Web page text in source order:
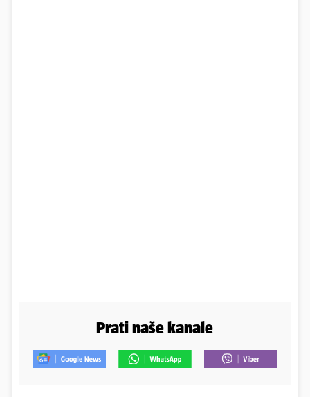
Prati naše kanale